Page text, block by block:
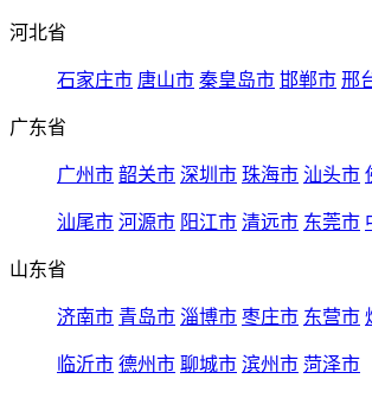
河北省
石家庄市 唐山市 秦皇岛市 邯郸市 邢
广东省
广州市 韶关市 深圳市 珠海市 汕头市
汕尾市 河源市 阳江市 清远市 东莞市
山东省
济南市 青岛市 淄博市 枣庄市 东营市
临沂市 德州市 聊城市 滨州市 菏泽市